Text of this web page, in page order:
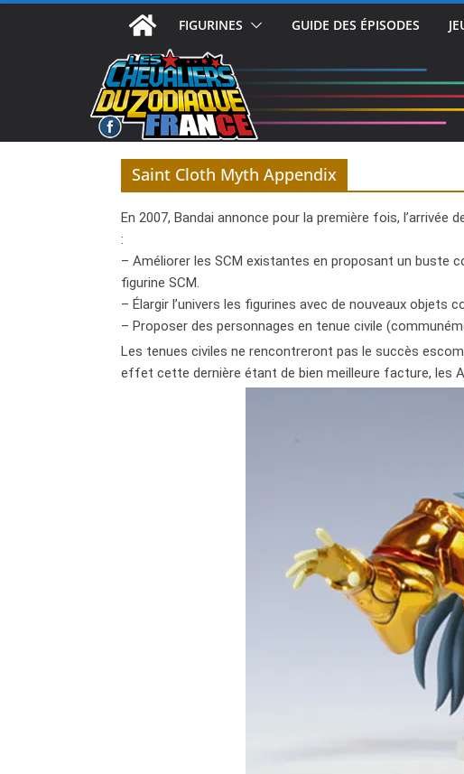
FIGURINES GUIDE DES ÉPISODES
Saint Cloth Myth Appendix
En 2007, Bandai annonce pour la première fois, l’arrivée
:
– Améliorer les SCM existantes en proposant un buste
figurine SCM.
– Élargir l’univers les figurines avec de nouveaux objets
– Proposer des personnages en tenue civile
Les tenues civiles ne rencontreront pas le succès
effet cette dernière étant de bien meilleure facture, les